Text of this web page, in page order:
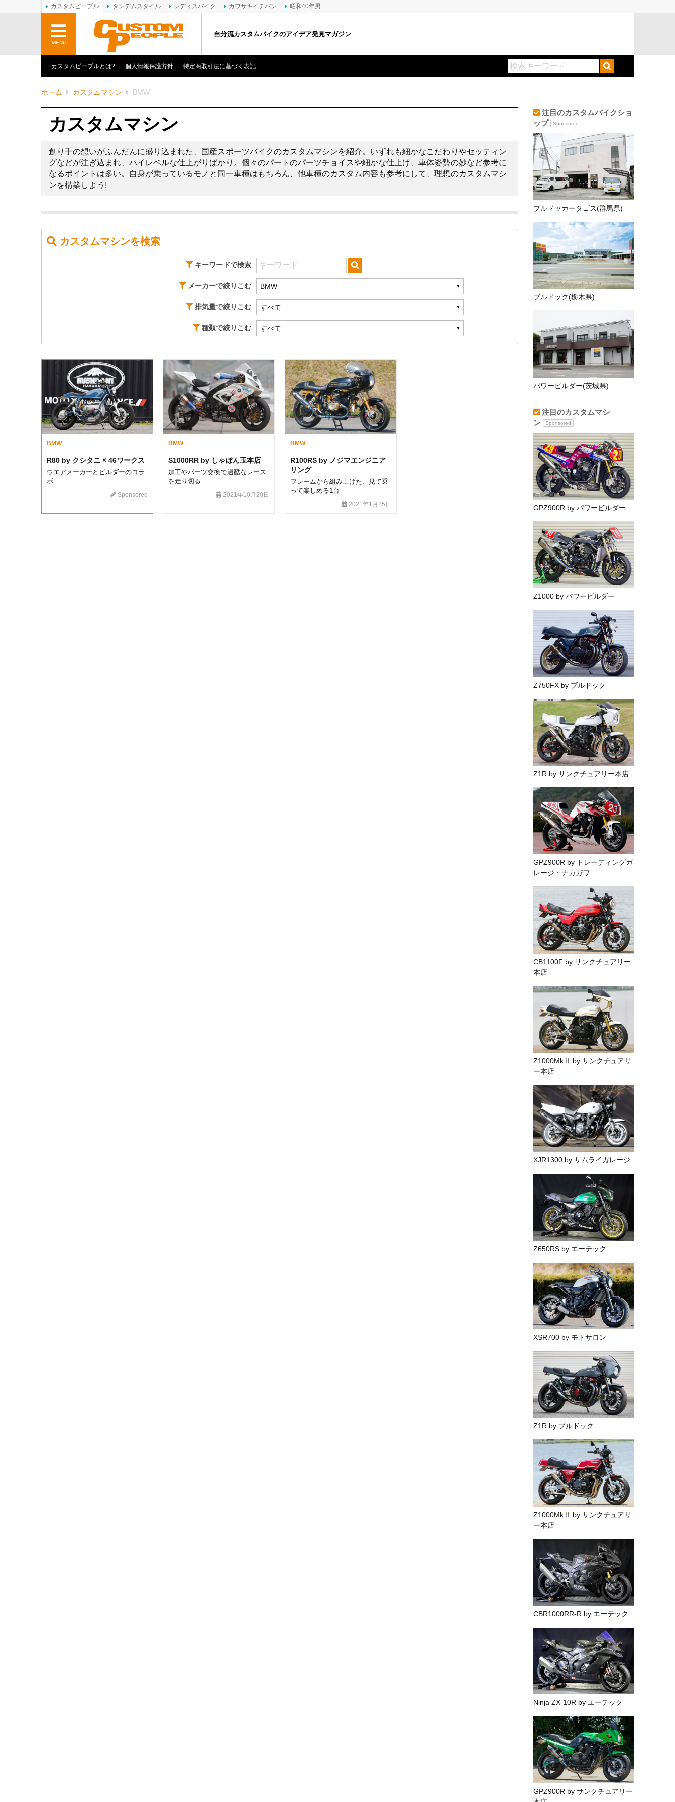
カスタムピープルとは? 個人情報保護方針 特定商取引法に基づく表記
ホーム カスタムマシン BMW
カスタムマシン
創り手の想いがふんだんに盛り込まれた、国産スポーツバイクのカスタムマシンを紹介。いずれも細かなこだわりやセッティン
グなどが注ぎ込まれ、ハイレベルな仕上がりばかり。個々のパートのパーツチョイスや細かな仕上げ、車体姿勢の妙など参考に
なるポイントは多い。自身が乗っているモノと同一車種はもちろん、他車種のカスタム内容も参考にして、理想のカスタムマシ
ンを構築しよう!
カスタムマシンを検索
キーワードで検索
メーカーで絞りこむ
排気量で絞りこむ
種類で絞りこむ
BMW
R80 by クシタニ × 46ワークス
ウエアメーカーとビルダーのコラ
ボ
Sponsored
BMW
S1000RR by しゃぼん玉本店
加工やパーツ交換で過酷なレース
を走り切る
2021年10月20日
BMW
R100RS by ノジマエンジニア
リング
フレームから組み上げた、見て乗
って楽しめる1台
2021年1月25日
注目のカスタムバイクショ
ップ
Sponsored
ブルドッカータゴス(群馬県)
ブルドック(栃木県)
パワービルダー(茨城県)
注目のカスタムマシ
ン
Sponsored
GPZ900R by パワービルダー
Z1000 by パワービルダー
Z750FX by ブルドック
Z1R by サンクチュアリー本店
GPZ900R by トレーディングガ
レージ・ナカガワ
CB1100F by サンクチュアリー
本店
Z1000MkⅡ by サンクチュアリ
ー本店
XJR1300 by サムライガレージ
Z650RS by エーテック
XSR700 by モトサロン
Z1R by ブルドック
Z1000MkⅡ by サンクチュアリ
ー本店
CBR1000RR-R by エーテック
Ninja ZX-10R by エーテック
GPZ900R by サンクチュアリー
カスタムピープル タンデムスタイル レディスバイク カワサキイチバン 昭和40年男
MENU
自分流カスタムバイクのアイデア発見マガジン